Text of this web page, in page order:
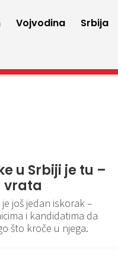
Vojvodina Srbija
u Srbiji je tu –
vrata
još jedan iskorak –
i kandidatima da
što kroče u njega.